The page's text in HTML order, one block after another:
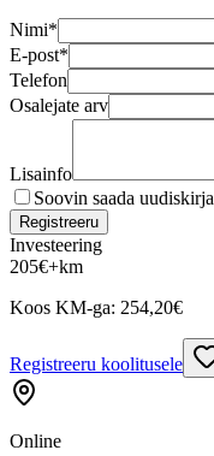
Nimi*
E-post*
Telefon
Osalejate arv
Lisainfo
Soovin saada uudiskirja
Registreeru
Investeering
205€+km
Koos KM-ga: 254,20€
Registreeru koolitusele
Online